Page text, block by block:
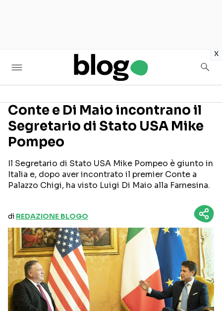
x
Seguici sui social
Conte e Di Maio incontrano il
Segretario di Stato USA Mike
Pompeo
Il Segretario di Stato USA Mike Pompeo è giunto in
Italia e, dopo aver incontrato il premier Conte a
Palazzo Chigi, ha visto Luigi Di Maio alla Farnesina.
di REDAZIONE BLOGO